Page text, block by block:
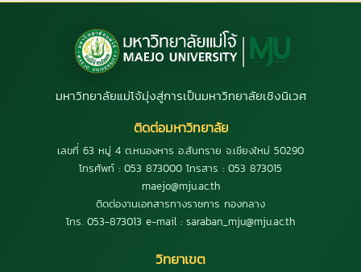
มหาวิทยาลัยแม่โจ้มุ่งสู่การเป็นมหาวิทยาลัยเชิงนิเวศ
ติดต่อมหาวิทยาลัย
เลขที่ 63 หมู่ 4 ต.หนองหาร อ.สันทราย จ.เชียงใหม่ 50290
โทรศัพท์ : 053 873000 โทรสาร : 053 873015
maejo@mju.ac.th
ติดต่องานเอกสารทางราชการ กองกลาง
โทร. 053-873013 e-mail : saraban_mju@mju.ac.th
วิทยาเขต